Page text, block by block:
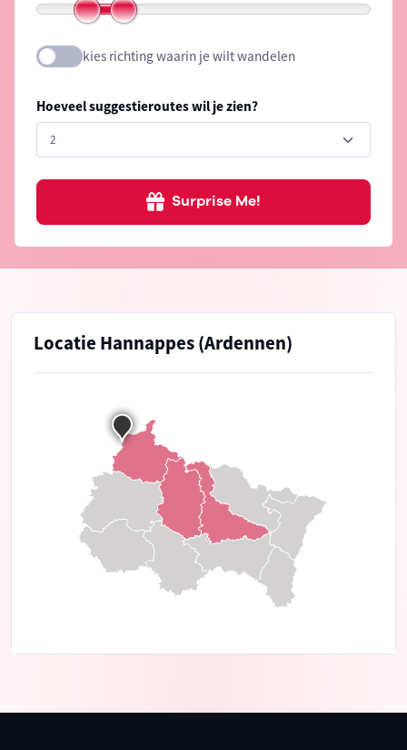
kies richting waarin je wilt wandelen
Hoeveel suggestieroutes wil je zien?
Surprise Me!
Locatie Hannappes (Ardennen)